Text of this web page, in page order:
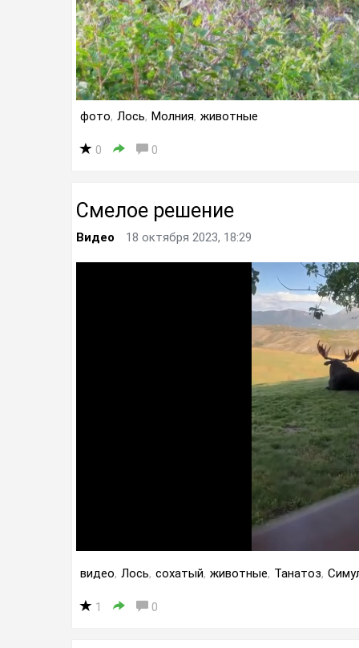
фото, Лось, Молния, животные
0 0
Смелое решение
Видео 18 октября 2023, 18:29
видео, Лось, сохатый, животные, Танатоз,
1 0